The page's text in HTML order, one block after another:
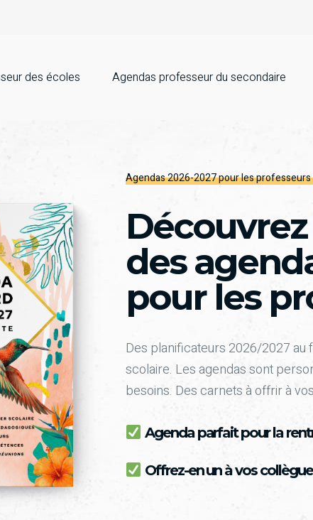
des écoles Agendas professeur du secondaire
Agendas 2026-2027 pour les professeurs
des
pour les
Des planificateurs 2026/2027
scolaire. Les agendas sont
besoins. Des carnets à offrir à
Agenda parfait pour la
Offrez-en un à vos